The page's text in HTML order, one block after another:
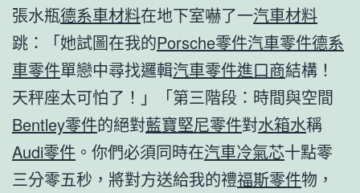
張水瓶德系車材料在地下室嚇了一汽車材料
跳：「她試圖在我的Porsche零件汽車零件德系
車零件單戀中尋找邏輯汽車零件進口商結構！
天秤座太可怕了！」「第三階段：時間與空間
Bentley零件的絕對藍寶堅尼零件對水箱水稱
Audi零件 。你們必須同時在汽車冷氣芯十點零
三分零五秒，將對方送給我的禮福斯零件物，